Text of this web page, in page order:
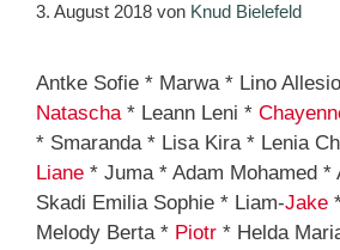
3. August 2018 von Knud Bielefeld
Antke Sofie * Marwa * Lino
Natascha* Leann Leni *
* Smaranda * Lisa Kira * Lenia
Liane * Juma * Adam Mohamed *
Skadi Emilia Sophie * Liam-Jake
Melody Berta * Piotr * Helda